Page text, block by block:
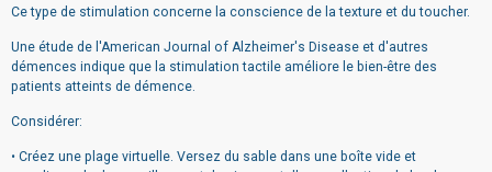
Ce type de stimulation concerne la conscience de la texture et du toucher.
Une étude de l'American Journal of Alzheimer's Disease et d'autres
démences indique que la stimulation tactile améliore le bien-être des
patients atteints de démence.
Considérer:
• Créez une plage virtuelle. Versez du sable dans une boîte vide et